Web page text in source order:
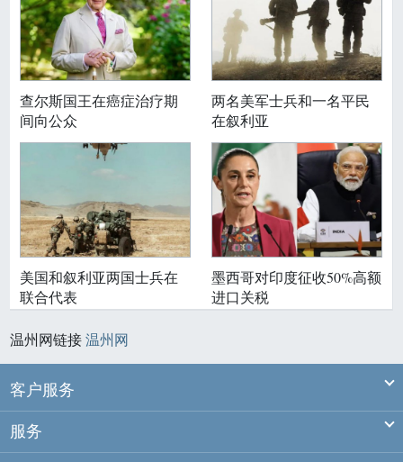
查尔斯国王在癌症治疗期
间向公众
两名美军士兵和一名平民
在叙利亚
美国和叙利亚两国士兵在
联合代表
墨西哥对印度征收50%高额
进口关税
温州网链接温州网
客户服务
服务